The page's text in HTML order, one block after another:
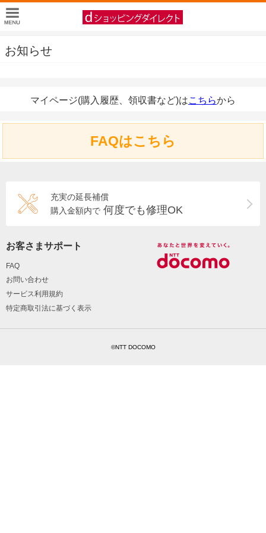
お知らせ
マイページ(購入履歴、領収書など)はこちらから
FAQはこちら
充実の延長補償
購入金額内で 何度でも修理OK
お客さまサポート
FAQ
お問い合わせ
サービス利用規約
特定商取引法に基づく表示
©NTT DOCOMO